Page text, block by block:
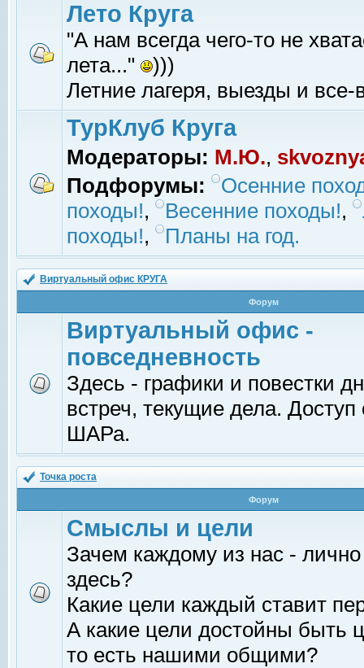
Лето Круга
"А нам всегда чего-то не
лета..."
)))
Летние лагеря, выезды и все-
ТурКлуб Круга
Модераторы: М.Ю.,
Подфорумы:
Осенние
походы!, Весенние походы!,
походы!, Планы на год.
Виртуальный офис КРУГА
Форум
Виртуальный офис -
повседневность
Здесь - графики и повестки
встреч, текущие дела.
ШАРа.
Точка роста
Форум
Смыслы и цели
Зачем каждому из нас -
здесь?
Какие цели каждый ставит
А какие цели достойны быть
то есть нашими общими?